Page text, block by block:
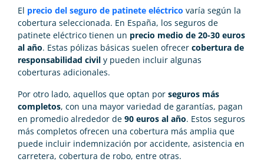
El precio del seguro de patinete eléctrico varía según la
cobertura seleccionada. En España, los seguros de
patinete eléctrico tienen un precio medio de 20-30 euros
al año. Estas pólizas básicas suelen ofrecer cobertura de
responsabilidad civil y pueden incluir algunas
coberturas adicionales.
Por otro lado, aquellos que optan por seguros más
completos, con una mayor variedad de garantías, pagan
en promedio alrededor de 90 euros al año. Estos seguros
más completos ofrecen una cobertura más amplia que
puede incluir indemnización por accidente, asistencia en
carretera, cobertura de robo, entre otras.